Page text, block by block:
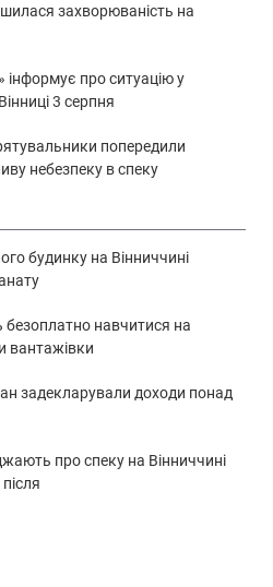
захворюваність на
інформує про ситуацію у
3 серпня
попередили
небезпеку в спеку
будинку на Вінниччині
навчитися на
вантажівки
задекларували доходи понад
про спеку на Вінниччині